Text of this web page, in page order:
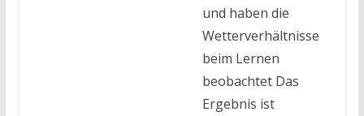
und haben die
Wetterverhältnisse
beim Lernen
beobachtet Das
Ergebnis ist